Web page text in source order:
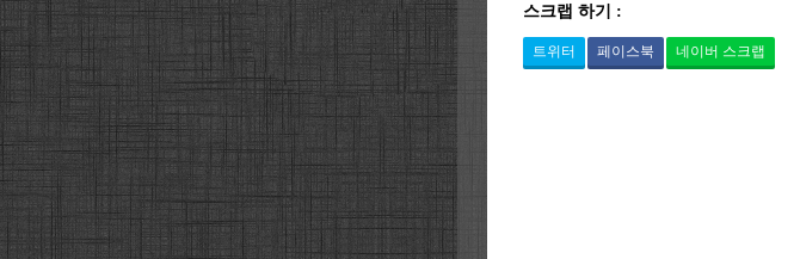
스크랩 하기 :
트위터 페이스북 네이버 스크랩